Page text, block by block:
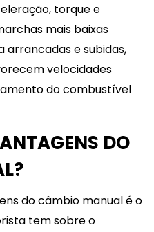
torque e
mais baixas
e subidas,
velocidades
do combustível
DO
do câmbio manual é o
tem sobre o